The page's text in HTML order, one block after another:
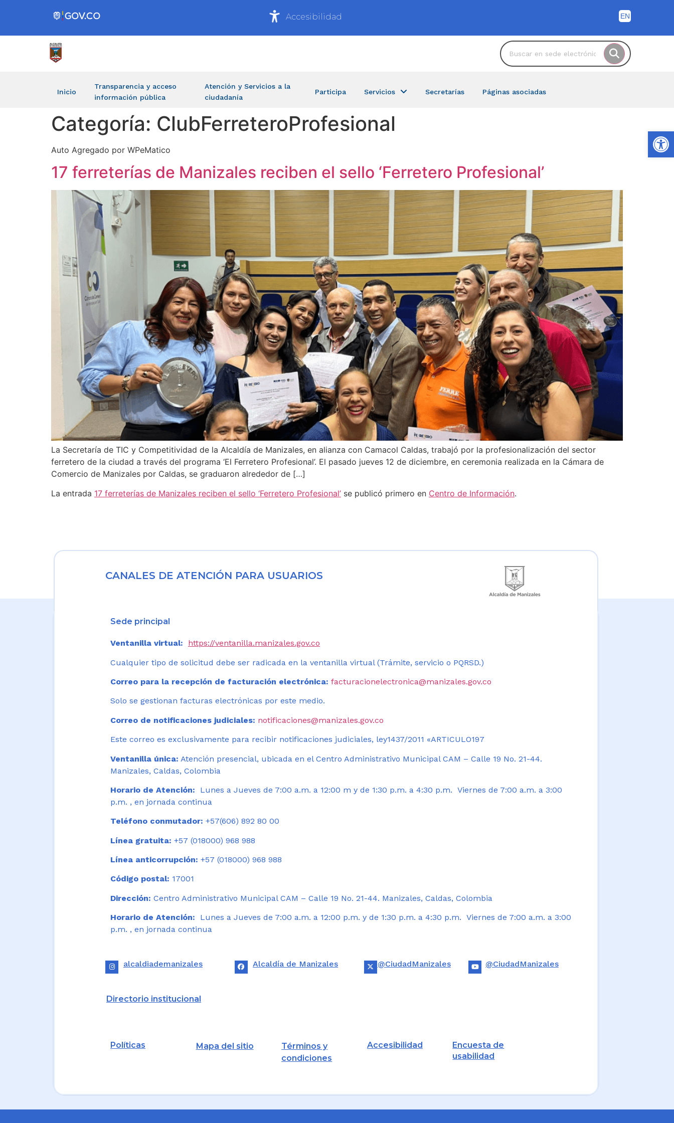
Accesibilidad
Inicio
Transparencia y acceso
información pública
Atención y Servicios a la
ciudadanía
Participa Servicios Secretarías Páginas asociadas
Categoría: ClubFerreteroProfesional
Auto Agregado por WPeMatico
17 ferreterías de Manizales reciben el sello ‘Ferretero Profesional’
La Secretaría de TIC y Competitividad de la Alcaldía de Manizales, en alianza con Camacol Caldas, trabajó por la profesionalización del sector
ferretero de la ciudad a través del programa ‘El Ferretero Profesional’. El pasado jueves 12 de diciembre, en ceremonia realizada en la Cámara de
Comercio de Manizales por Caldas, se graduaron alrededor de […]
La entrada 17 ferreterías de Manizales reciben el sello ‘Ferretero Profesional’ se publicó primero en Centro de Información.
CANALES DE ATENCIÓN PARA USUARIOS
Sede principal
Ventanilla virtual: https://ventanilla.manizales.gov.co
Cualquier tipo de solicitud debe ser radicada en la ventanilla virtual (Trámite, servicio o PQRSD.)
Correo para la recepción de facturación electrónica: facturacionelectronica@manizales.gov.co
Solo se gestionan facturas electrónicas por este medio.
Correo de notificaciones judiciales: notificaciones@manizales.gov.co
Este correo es exclusivamente para recibir notificaciones judiciales, ley1437/2011 «ARTICULO197
Ventanilla única: Atención presencial, ubicada en el Centro Administrativo Municipal CAM – Calle 19 No. 21-44.
Manizales, Caldas, Colombia
Horario de Atención:
Lunes a Jueves de 7:00 a.m. a 12:00 m y de 1:30 p.m. a 4:30 p.m. Viernes de 7:00 a.m. a 3:00
p.m. , en jornada continua
Teléfono conmutador: +57(606) 892 80 00
Línea gratuita: +57 (018000) 968 988
Línea anticorrupción: +57 (018000) 968 988
Código postal: 17001
Dirección: Centro Administrativo Municipal CAM – Calle 19 No. 21-44. Manizales, Caldas, Colombia
Horario de Atención: Lunes a Jueves de 7:00 a.m. a 12:00 p.m. y de 1:30 p.m. a 4:30 p.m. Viernes de 7:00 a.m. a 3:00
p.m. , en jornada continua
alcaldiademanizales Alcaldía de Manizales @CiudadManizales @CiudadManizales
Directorio institucional
Políticas Mapa del sitio
Términos y
condiciones
Accesibilidad
Encuesta de
usabilidad